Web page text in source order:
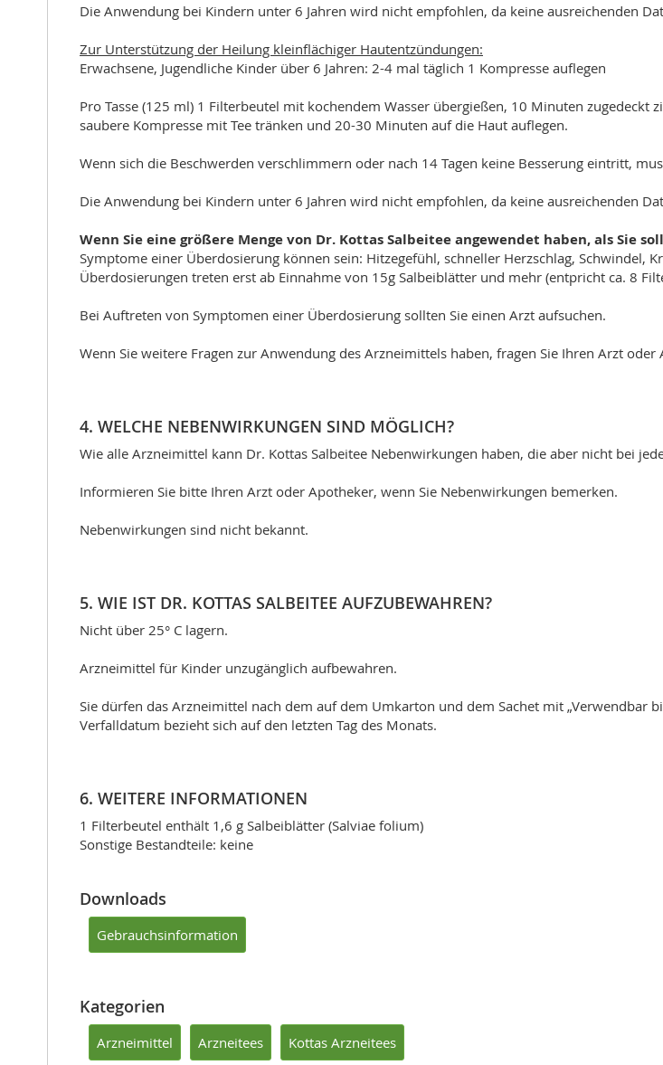
Die Anwendung bei Kindern unter 6 Jahren wird nicht empfohlen, da keine ausreichenden
Zur Unterstützung der Heilung kleinflächiger Hautentzündungen:
Erwachsene, Jugendliche Kinder über 6 Jahren: 2-4 mal täglich 1 Kompresse auflegen
Pro Tasse (125 ml) 1 Filterbeutel mit kochendem Wasser übergießen, 10 Minuten zugedeckt
saubere Kompresse mit Tee tränken und 20-30 Minuten auf die Haut auflegen.
Wenn sich die Beschwerden verschlimmern oder nach 14 Tagen keine Besserung eintritt,
Die Anwendung bei Kindern unter 6 Jahren wird nicht empfohlen, da keine ausreichenden
Wenn Sie eine größere Menge von Dr. Kottas Salbeitee angewendet haben, als Sie
Symptome einer Überdosierung können sein: Hitzegefühl, schneller Herzschlag, Schwindel,
Überdosierungen treten erst ab Einnahme von 15g Salbeiblätter und mehr (entpricht ca. 8
Bei Auftreten von Symptomen einer Überdosierung sollten Sie einen Arzt aufsuchen.
Wenn Sie weitere Fragen zur Anwendung des Arzneimittels haben, fragen Sie Ihren Arzt oder
4. WELCHE NEBENWIRKUNGEN SIND MÖGLICH?
Wie alle Arzneimittel kann Dr. Kottas Salbeitee Nebenwirkungen haben, die aber nicht bei
Informieren Sie bitte Ihren Arzt oder Apotheker, wenn Sie Nebenwirkungen bemerken.
Nebenwirkungen sind nicht bekannt.
5. WIE IST DR. KOTTAS SALBEITEE AUFZUBEWAHREN?
Nicht über 25° C lagern.
Arzneimittel für Kinder unzugänglich aufbewahren.
Sie dürfen das Arzneimittel nach dem auf dem Umkarton und dem Sachet mit „Verwendbar
Verfalldatum bezieht sich auf den letzten Tag des Monats.
6. WEITERE INFORMATIONEN
1 Filterbeutel enthält 1,6 g Salbeiblätter (Salviae folium)
Sonstige Bestandteile: keine
Downloads
Gebrauchsinformation
Kategorien
Arzneimittel Arzneitees Kottas Arzneitees